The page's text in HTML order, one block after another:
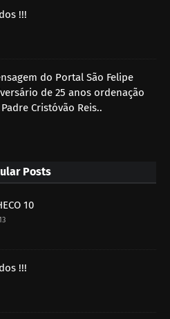
!!!
do Portal São Felipe
de 25 anos ordenação
Cristóvão Reis..
Posts
10
!!!